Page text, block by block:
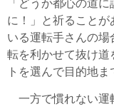
「どうか都心の道
に！」と祈ることが
いる運転手さんの
転を利かせて抜け道
トを選んで目的地ま
一方で慣れない運